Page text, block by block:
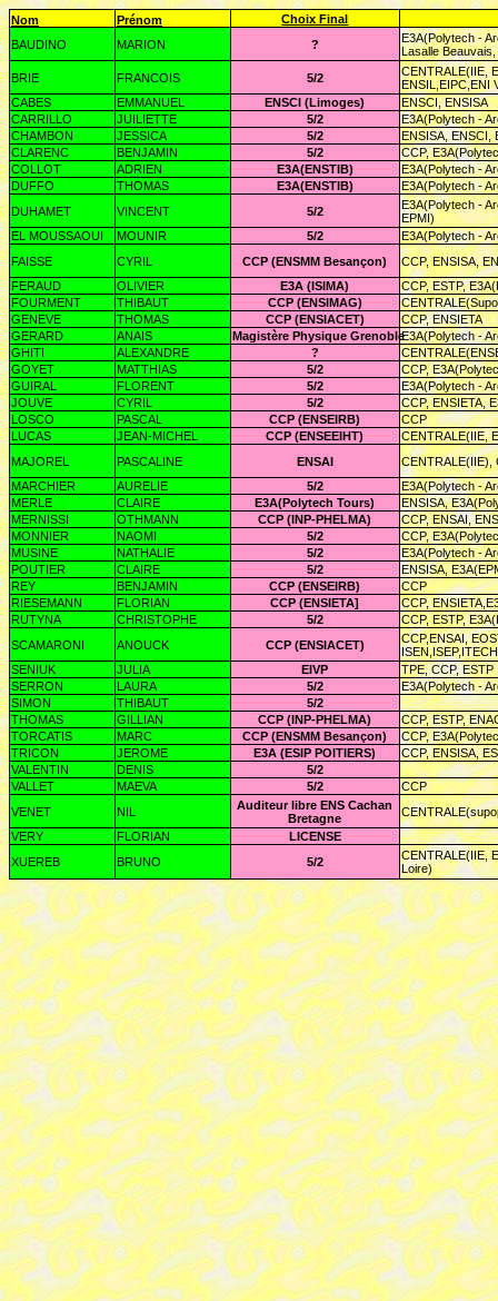
Nom Prénom
Choix Final
BAUDINO
MARION ?
E3A(Polytech -
Lasalle
BRIE
FRANCOIS 5/2
CENTRALE(IIE,
ENSIL,EIPC,ENI
CABES
EMMANUEL ENSCI (Limoges)
ENSCI, ENSISA
CARRILLO
JUILIETTE 5/2
E3A(Polytech -
CHAMBON
JESSICA 5/2
ENSISA, ENSCI,
CLARENC
BENJAMIN 5/2
CCP,
COLLOT
ADRIEN E3A(ENSTIB)
E3A(Polytech -
DUFFO
THOMAS E3A(ENSTIB)
E3A(Polytech -
DUHAMET
VINCENT 5/2
E3A(Polytech -
EPMI)
EL MOUSSAOUI
MOUNIR 5/2
E3A(Polytech -
FAISSE
CYRIL CCP (ENSMM Besançon)
CCP, ENSISA,
FERAUD
OLIVIER E3A (ISIMA)
CCP, ESTP,
FOURMENT
THIBAUT CCP (ENSIMAG)
GENEVE
THOMAS CCP (ENSIACET)
CCP, ENSIETA
GERARD
ANAIS Magistère Physique GrenobleE3A(Polytech -
GHITI
ALEXANDRE ?
GOYET
MATTHIAS 5/2
CCP,
GUIRAL
FLORENT 5/2
E3A(Polytech -
JOUVE
CYRIL 5/2
CCP, ENSIETA,
LOSCO
PASCAL CCP (ENSEIRB)
CCP
LUCAS
JEAN-MICHEL CCP (ENSEEIHT)
CENTRALE(IIE,
MAJOREL
PASCALINE ENSAI
CENTRALE(IIE),
MARCHIER
AURELIE 5/2
E3A(Polytech -
MERLE
CLAIRE E3A(Polytech Tours)
ENSISA,
MERNISSI
OTHMANN CCP (INP-PHELMA)
CCP, ENSAI,
MONNIER
NAOMI 5/2
CCP,
MUSINE
NATHALIE 5/2
E3A(Polytech -
POUTIER
CLAIRE 5/2
ENSISA,
REY
BENJAMIN CCP (ENSEIRB)
CCP
RIESEMANN
FLORIAN CCP (ENSIETA]
CCP,
RUTYNA
CHRISTOPHE 5/2
CCP, ESTP,
SCAMARONI
ANOUCK CCP (ENSIACET)
CCP,ENSAI,
SENIUK
JULIA EIVP
TPE, CCP, ESTP
SERRON
LAURA 5/2
E3A(Polytech -
SIMON
THIBAUT
5/2
THOMAS
GILLIAN CCP (INP-PHELMA)
CCP, ESTP,
TORCATIS
MARC CCP (ENSMM Besançon)
CCP,
TRICON
JEROME E3A (ESIP POITIERS)
CCP, ENSISA,
VALENTIN
DENIS
5/2
VALLET
MAEVA 5/2
CCP
VENET
NIL
Auditeur libre ENS Cachan
Bretagne
VERY
FLORIAN
LICENSE
XUEREB
BRUNO 5/2
CENTRALE(IIE,
Loire)